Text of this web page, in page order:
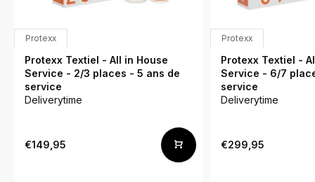
Protexx
Protexx Textiel - All in House
Service - 2/3 places - 5 ans de
service
Deliverytime
€149,95
Protexx
Protexx Textiel -
Service - 6/7
service
Deliverytime
€299,95